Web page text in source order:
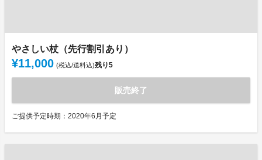
やさしい杖（先行割引あり）
¥11,000 (税込/送料込)残り5
販売終了
ご提供予定時期：2020年6月予定